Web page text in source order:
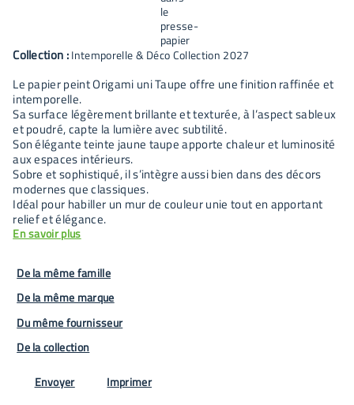
Collection :Intemporelle & Déco Collection 2027
Le papier peint Origami uni Taupe offre une finition raffinée et
intemporelle.
Sa surface légèrement brillante et texturée, à l’aspect sableux
et poudré, capte la lumière avec subtilité.
Son élégante teinte jaune taupe apporte chaleur et luminosité
aux espaces intérieurs.
Sobre et sophistiqué, il s’intègre aussi bien dans des décors
modernes que classiques.
Idéal pour habiller un mur de couleur unie tout en apportant
relief et élégance.
En savoir plus
De la même famille
De la même marque
Du même fournisseur
De la collection
Envoyer Imprimer